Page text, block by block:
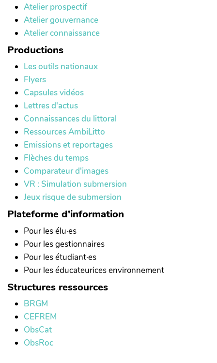
Atelier prospectif
Atelier gouvernance
Atelier connaissance
Productions
Les outils nationaux
Flyers
Capsules vidéos
Lettres d'actus
Connaissances du littoral
Ressources AmbiLitto
Emissions et reportages
Flèches du temps
Comparateur d'images
VR : Simulation submersion
Jeux risque de submersion
Plateforme d'information
Pour les élu·es
Pour les gestionnaires
Pour les étudiant·es
Pour les éducateurices environnement
Structures ressources
BRGM
CEFREM
ObsCat
ObsRoc